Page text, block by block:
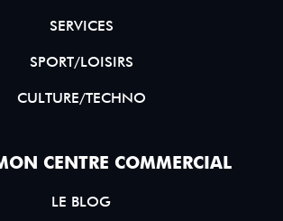
SERVICES
SPORT/LOISIRS
CULTURE/TECHNO
CENTRE COMMERCIAL
LE BLOG